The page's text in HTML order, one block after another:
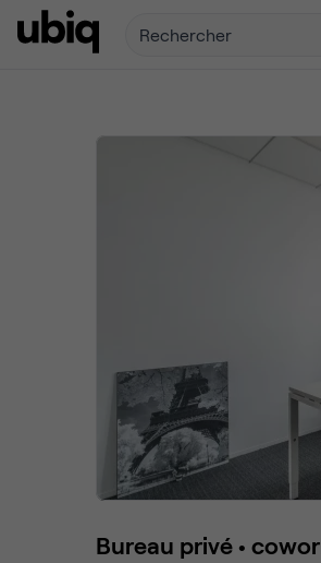
Rechercher
Bureau privé •